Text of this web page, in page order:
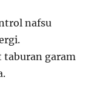
nafsu
taburan garam